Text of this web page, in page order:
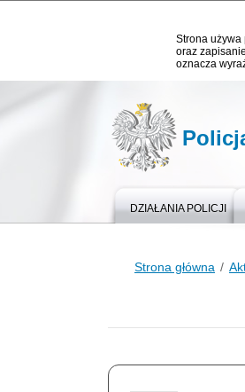
Strona używa
oraz
oznacza
DZIAŁANIA POLICJI
Strona główna